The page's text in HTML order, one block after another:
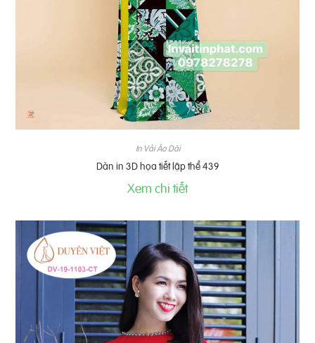
In Vải Áo Dài
Dàn in 3D họa tiết lập thể 439
Xem chi tiết